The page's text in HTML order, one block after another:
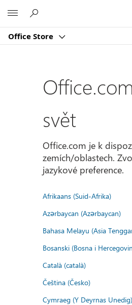
Office Store
svět
Office.com je k
zemích/oblastech.
jazykové preference.
Afrikaans (Suid-Afrika)
Azərbaycan (Azərbaycan)
Bahasa Melayu (Asia
Bosanski (Bosna i
Català (català)
Čeština (Česko)
Cymraeg (Y Deyrnas Unedig)